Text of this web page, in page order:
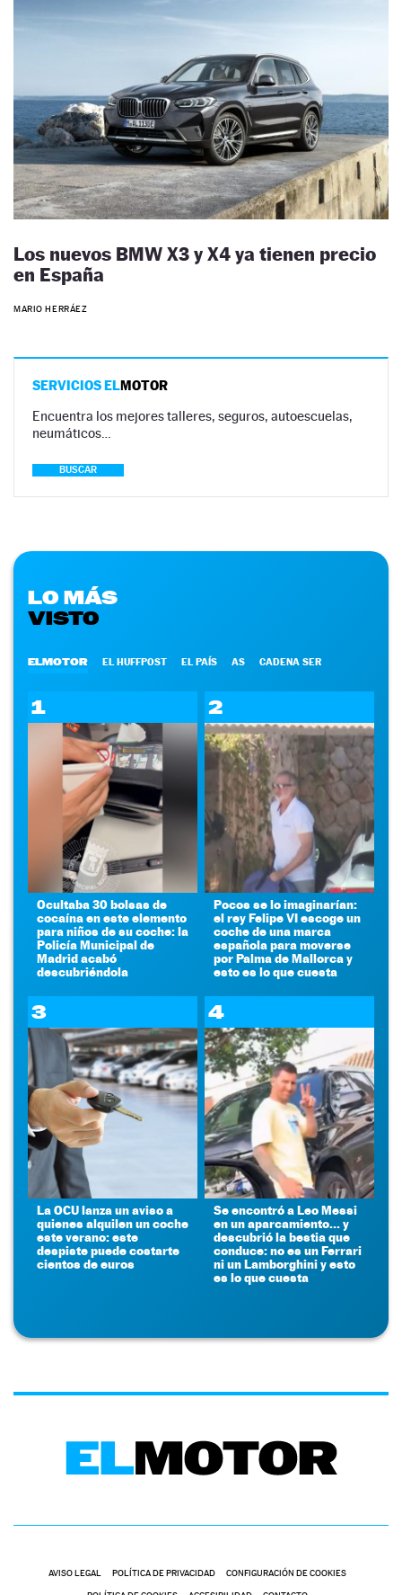
Los nuevos BMW X3 y X4 ya tienen precio
en España
MARIO HERRÁEZ
SERVICIOS ELMOTOR
Encuentra los mejores talleres, seguros, autoescuelas,
neumáticos…
BUSCAR
LO MÁS
VISTO
ELMOTOR EL HUFFPOST EL PAÍS AS CADENA SER
1
Ocultaba 30 bolsas de
cocaína en este elemento
para niños de su coche: la
Policía Municipal de
Madrid acabó
descubriéndola
2
Pocos se lo imaginarían:
el rey Felipe VI escoge un
coche de una marca
española para moverse
por Palma de Mallorca y
esto es lo que cuesta
3
La OCU lanza un aviso a
quienes alquilen un coche
este verano: este
despiste puede costarte
cientos de euros
4
Se encontró a Leo Messi
en un aparcamiento... y
descubrió la bestia que
conduce: no es un Ferrari
ni un Lamborghini y esto
es lo que cuesta
AVISO LEGAL POLÍTICA DE PRIVACIDAD CONFIGURACIÓN DE COOKIES